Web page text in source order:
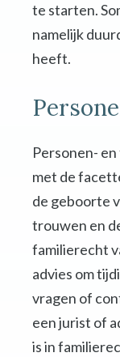
te starten.
namelijk
heeft.
Personen-
met de
de geboorte
trouwen en
familierecht
advies om
vragen of
een jurist of
is in